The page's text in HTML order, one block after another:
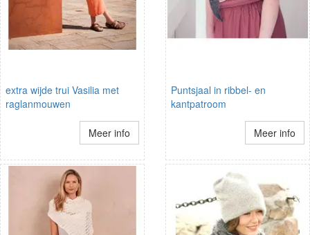
extra wijde trui Vasilia met
raglanmouwen
Meer info
Puntsjaal in ribbel- en
kantpatroom
Meer info